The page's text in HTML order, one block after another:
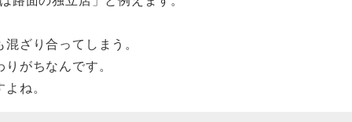
ざり合ってしまう。
がちなんです。
ね。